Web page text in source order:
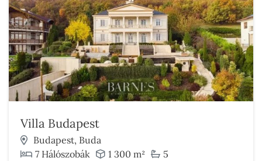
Villa Budapest
Budapest, Buda
7 Hálószobák
1 300 m²
5